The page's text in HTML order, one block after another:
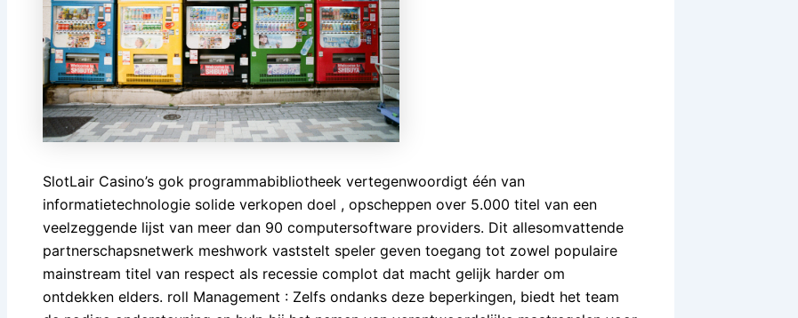
SlotLair Casino’s gok programmabibliotheek vertegenwoordigt één van
informatietechnologie solide verkopen doel , opscheppen over 5.000 titel van een
veelzeggende lijst van meer dan 90 computersoftware providers. Dit allesomvattende
partnerschapsnetwerk meshwork vaststelt speler geven toegang tot zowel populaire
mainstream titel van respect als recessie complot dat macht gelijk harder om
ontdekken elders. roll Management : Zelfs ondanks deze beperkingen, biedt het team